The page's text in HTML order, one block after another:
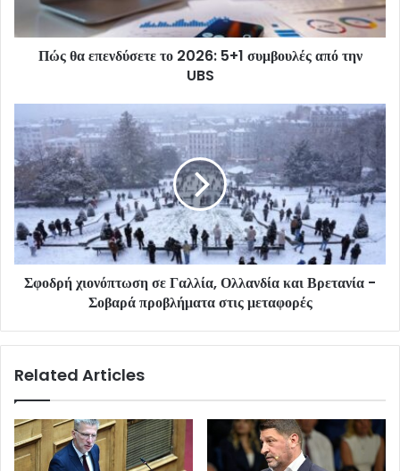
Πώς θα επενδύσετε το 2026: 5+1 συμβουλές από την
UBS
Σφοδρή χιονόπτωση σε Γαλλία, Ολλανδία και Βρετανία -
Σοβαρά προβλήματα στις μεταφορές
Related Articles